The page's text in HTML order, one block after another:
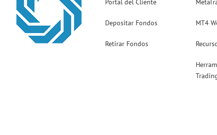
Portal del Cliente
Depositar Fondos
Retirar Fondos
MT4